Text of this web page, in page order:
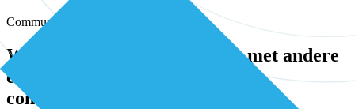
Community
Wissel kennis en ervaring uit met andere
eerstelijns professionals in onze
community